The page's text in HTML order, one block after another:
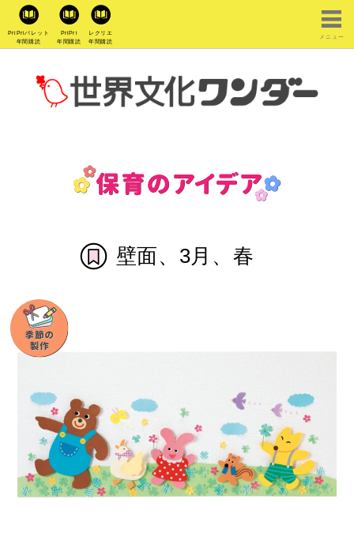
PriPriパレット
年間購読
PriPri
年間購読
レクリエ
年間購読
メニュー
壁面、3月、春